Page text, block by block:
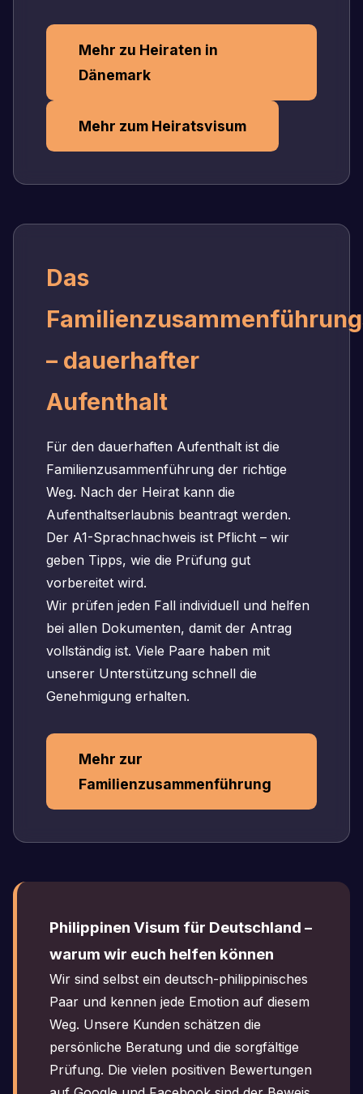
Mehr zu Heiraten in
Dänemark
Mehr zum Heiratsvisum
Das
– dauerhafter
Aufenthalt
Für den dauerhaften Aufenthalt ist die
Familienzusammenführung der richtige
Weg. Nach der Heirat kann die
Aufenthaltserlaubnis beantragt werden.
Der A1-Sprachnachweis ist Pflicht – wir
geben Tipps, wie die Prüfung gut
vorbereitet wird.
Wir prüfen jeden Fall individuell und helfen
bei allen Dokumenten, damit der Antrag
vollständig ist. Viele Paare haben mit
unserer Unterstützung schnell die
Genehmigung erhalten.
Mehr zur
Familienzusammenführung
Philippinen Visum für Deutschland –
warum wir euch helfen können
Wir sind selbst ein deutsch-philippinisches
Paar und kennen jede Emotion auf diesem
Weg. Unsere Kunden schätzen die
persönliche Beratung und die sorgfältige
Prüfung. Die vielen positiven Bewertungen